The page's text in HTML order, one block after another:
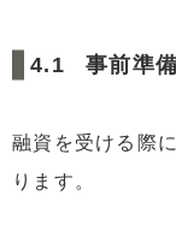
事前準
融資を受ける際
ります。